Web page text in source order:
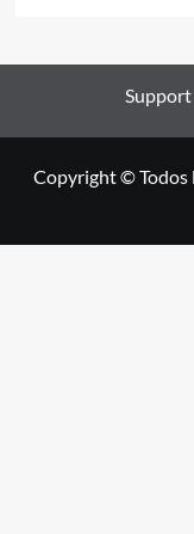
Support
Copyright © Todos